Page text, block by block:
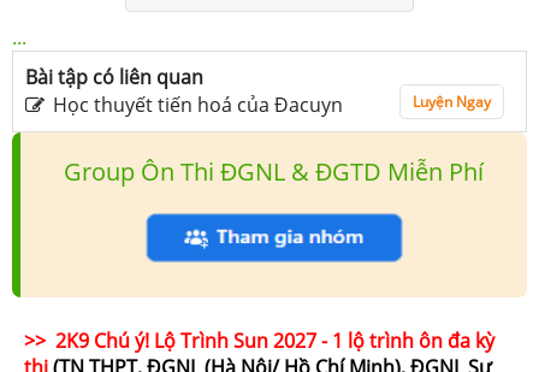
...
Bài tập có liên quan
Học thuyết tiến hoá của Đacuyn
Luyện Ngay
Group Ôn Thi ĐGNL & ĐGTD Miễn Phí
>> 2K9 Chú ý! Lộ Trình Sun 2027 - 1 lộ trình ôn đa kỳ